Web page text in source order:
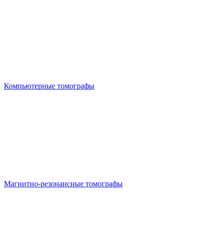
Компьютерные томографы
Магнитно-резонансные томографы